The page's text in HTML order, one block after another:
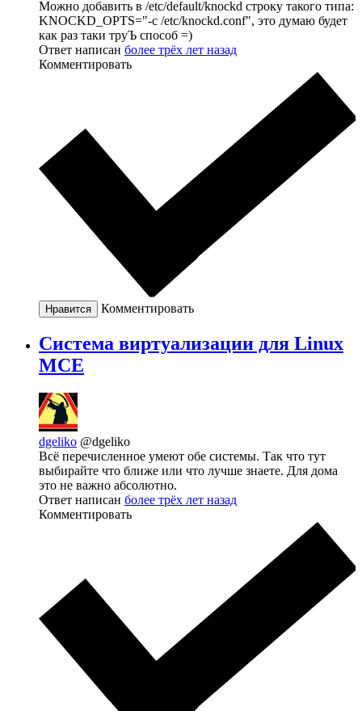
Можно добавить в /etc/default/knockd строку такого типа:
KNOCKD_OPTS="-c /etc/knockd.conf", это думаю будет
как раз таки труЪ способ =)
Ответ написан более трёх лет назад
Комментировать
Нравится Комментировать
Система виртуализации для Linux
MCE
dgeliko @dgeliko
Всё перечисленное умеют обе системы. Так что тут
выбирайте что ближе или что лучше знаете. Для дома
это не важно абсолютно.
Ответ написан более трёх лет назад
Комментировать